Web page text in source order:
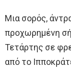
Μια σορός,
προχωρημένη
Τετάρτης σε
από το